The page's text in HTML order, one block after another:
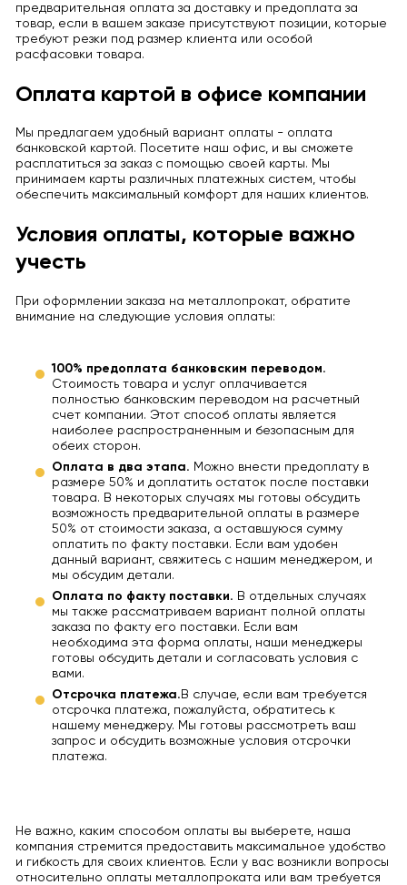
предварительная оплата за доставку и предоплата за
товар, если в вашем заказе присутствуют позиции, которые
требуют резки под размер клиента или особой
расфасовки товара.
Оплата картой в офисе компании
Мы предлагаем удобный вариант оплаты - оплата
банковской картой. Посетите наш офис, и вы сможете
расплатиться за заказ с помощью своей карты. Мы
принимаем карты различных платежных систем, чтобы
обеспечить максимальный комфорт для наших клиентов.
Условия оплаты, которые важно
учесть
При оформлении заказа на металлопрокат, обратите
внимание на следующие условия оплаты:
100% предоплата банковским переводом.
Стоимость товара и услуг оплачивается
полностью банковским переводом на расчетный
счет компании. Этот способ оплаты является
наиболее распространенным и безопасным для
обеих сторон.
Оплата в два этапа. Можно внести предоплату в
размере 50% и доплатить остаток после поставки
товара. В некоторых случаях мы готовы обсудить
возможность предварительной оплаты в размере
50% от стоимости заказа, а оставшуюся сумму
оплатить по факту поставки. Если вам удобен
данный вариант, свяжитесь с нашим менеджером, и
мы обсудим детали.
Оплата по факту поставки. В отдельных случаях
мы также рассматриваем вариант полной оплаты
заказа по факту его поставки. Если вам
необходима эта форма оплаты, наши менеджеры
готовы обсудить детали и согласовать условия с
вами.
Отсрочка платежа. В случае, если вам требуется
отсрочка платежа, пожалуйста, обратитесь к
нашему менеджеру. Мы готовы рассмотреть ваш
запрос и обсудить возможные условия отсрочки
платежа.
Не важно, каким способом оплаты вы выберете, наша
компания стремится предоставить максимальное удобство
и гибкость для своих клиентов. Если у вас возникли вопросы
относительно оплаты металлопроката или вам требуется